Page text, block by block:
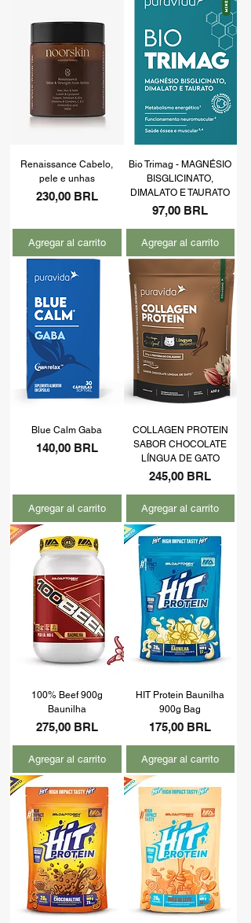
Renaissance Cabelo,
pele e unhas
Precio
230,00 BRL
Agregar al carrito
Bio Trimag - MAGNÉSIO
BISGLICINATO,
DIMALATO E TAURATO
Precio
97,00 BRL
Agregar al carrito
Blue Calm Gaba
Precio
140,00 BRL
Agregar al carrito
COLLAGEN PROTEIN
SABOR CHOCOLATE
LÍNGUA DE GATO
Precio
245,00 BRL
Agregar al carrito
100% Beef 900g
Baunilha
Precio
275,00 BRL
Agregar al carrito
HIT Protein Baunilha
900g Bag
Precio
175,00 BRL
Agregar al carrito